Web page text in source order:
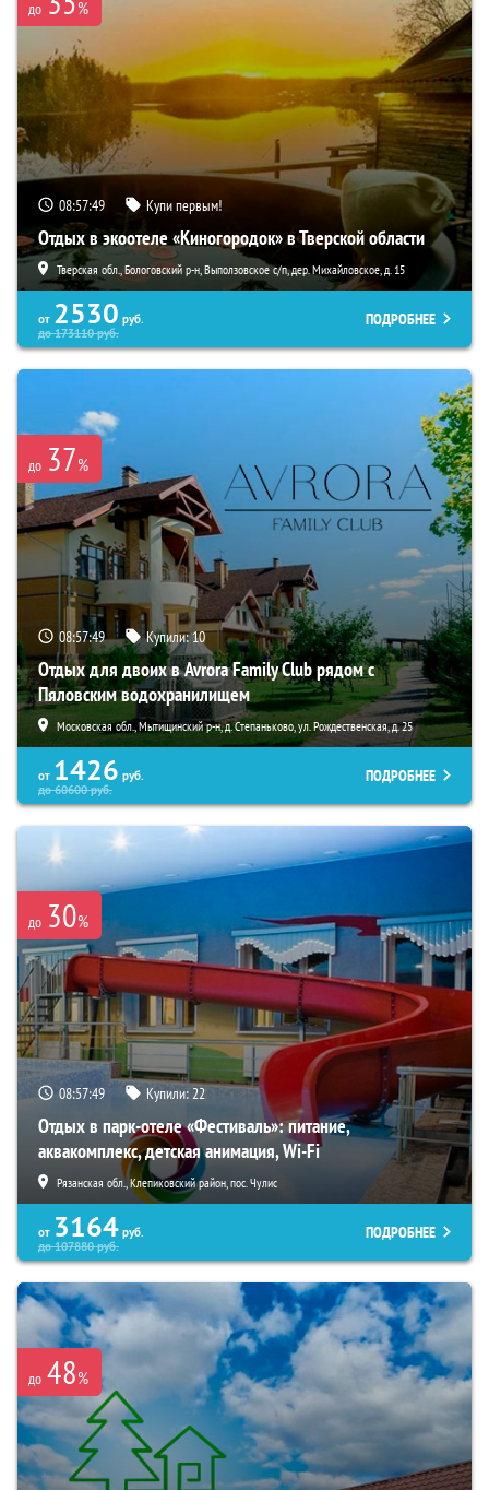
до %
08:57:48 Купи первым!
Отдых в экоотеле «Киногородок» в Тверской области
Тверская обл., Бологовский р-н, Выползовское с/п, дер. Михайловское, д. 15
от 2530 руб.
до173110руб.
ПОДРОБНЕЕ
до 37%
08:57:48 Купили:10
Отдых для двоих в Avrora Family Club рядом с
Пяловским водохранилищем
Московская обл., Мытищинский р-н, д. Степаньково, ул. Рождественская, д. 25
от 1426 руб.
до60600руб.
ПОДРОБНЕЕ
до 30%
08:57:48 Купили:22
Отдых в парк-отеле «Фестиваль»: питание,
аквакомплекс, детская анимация, Wi-Fi
Рязанская обл., Клепиковский район, пос. Чулис
от 3164 руб.
до107880руб.
ПОДРОБНЕЕ
до 48%